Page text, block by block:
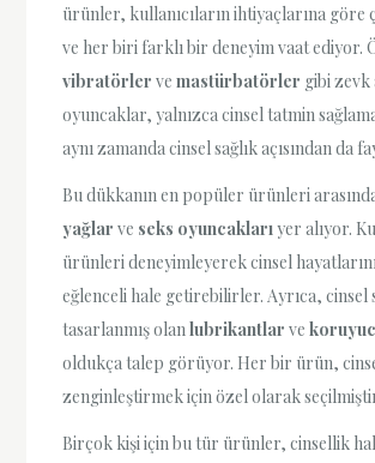
ürünler, kullanıcıların ihtiyaçlarına göre
ve her biri farklı bir deneyim vaat ediyor.
vibratörler vemastürbatörler gibi zevk
oyuncaklar, yalnızca cinsel tatmin
aynı zamanda cinsel sağlık açısından da
Bu dükkanın en popüler ürünleri
yağlar ve seks oyuncakları yer alıyor.
ürünleri deneyimleyerek cinsel
eğlenceli hale getirebilirler. Ayrıca, cinsel
tasarlanmış olanlubrikantlar ve
oldukça talep görüyor. Her bir ürün,
zenginleştirmek için özel olarak
Birçok kişi için bu tür ürünler, cinsellik